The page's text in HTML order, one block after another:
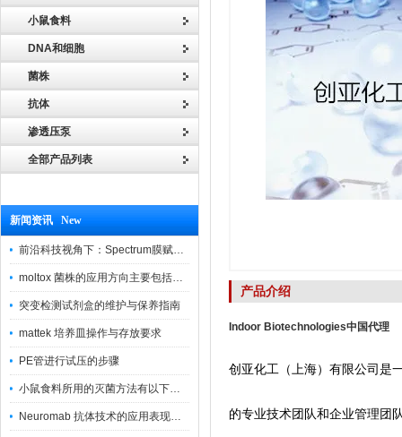
小鼠食料
DNA和细胞
菌株
抗体
渗透压泵
全部产品列表
新闻资讯 New
前沿科技视角下：Spectrum膜赋能精密制造
moltox 菌株的应用方向主要包括以下几个方面
突变检测试剂盒的维护与保养指南
mattek 培养皿操作与存放要求
PE管进行试压的步骤
小鼠食料所用的灭菌方法有以下三种
Neuromab 抗体技术的应用表现在这几方面
产品介绍
Indoor Biotechnologies中国代理
创亚化工（上海）有限公司是
的专业技术团队和企业管理团